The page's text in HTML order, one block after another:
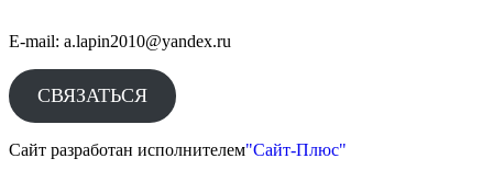
E-mail: a.lapin2010@yandex.ru
СВЯЗАТЬСЯ
Сайт разработан исполнителем"Сайт-Плюс"